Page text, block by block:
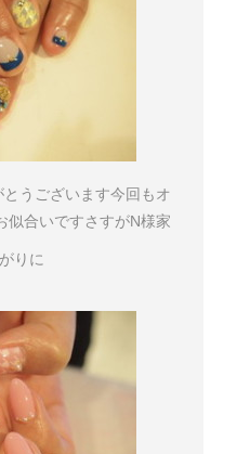
うございます今回もオ
似合いですさすがN様家
りに